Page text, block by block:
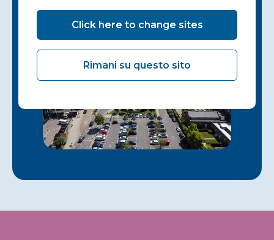
Click here to change sites
Rimani su questo sito